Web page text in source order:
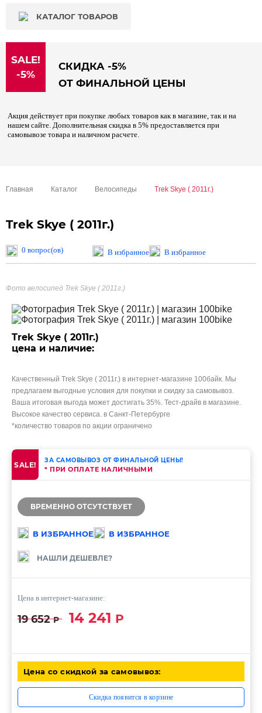
КАТАЛОГ ТОВАРОВ
SALE!
-5%
СКИДКА -5%
ОТ ФИНАЛЬНОЙ ЦЕНЫ
Акция действует при покупке любых товаров как в магазине, так и на
нашем сайте. Дополнительная скидка в 5% предоставляется при
самовывозе товара и наличном расчете.
Главная Каталог Велосипеды Trek Skye ( 2011г.)
Trek Skye ( 2011г.)
0 вопрос(ов) В избранное В избранное
Фото велосипед Trek Skye ( 2011г.)
Trek Skye ( 2011г.)
цена и наличие:
Качественный Trek Skye ( 2011г.) в интернет-магазине 100байк. Мы
предлагаем выгодные условия для покупки и скидку за самовывоз.
Ваша итоговая выгода может достигать 35%. Тест-драйв в магазине.
Высокое качество сервиса. в Санкт-Петербурге
*количество товаров по акции ограничено
SALE! ЗА САМОВЫВОЗ ОТ ФИНАЛЬНОЙ ЦЕНЫ!
* ПРИ ОПЛАТЕ НАЛИЧНЫМИ
ВРЕМЕННО ОТСУТСТВУЕТ
В ИЗБРАННОЕ В ИЗБРАННОЕ
НАШЛИ ДЕШЕВЛЕ?
Цена в интернет-магазине:
19 652Р 14 241 Р
Цена со скидкой за самовывоз:
Скидка появится в корзине